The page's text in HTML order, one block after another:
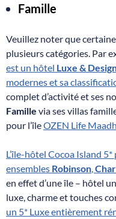
Famille
Veuillez noter que
plusieurs catégories. Par
est un hôtel Luxe &
modernes et sa
complet d’activité et ses
Famille via ses villas
pour l’îleOZEN Life
L’île-hôtel Cocoa Island
ensembles Robinson
en effet d’une île – hôtel
luxe, charme et touches
un 5* Luxe entièrement